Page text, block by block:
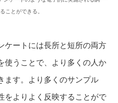
ことができる。
ケートには長所と短所の両方
使うことで、より多くの人か
ます。より多くのサンプル
をよりよく反映することがで